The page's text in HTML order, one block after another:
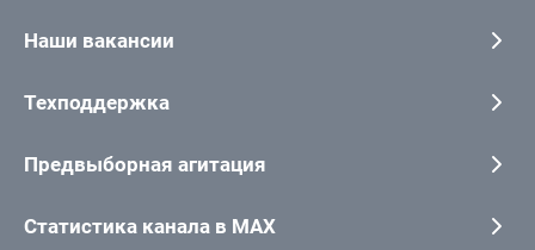
Наши вакансии
Техподдержка
Предвыборная агитация
Статистика канала в MAX